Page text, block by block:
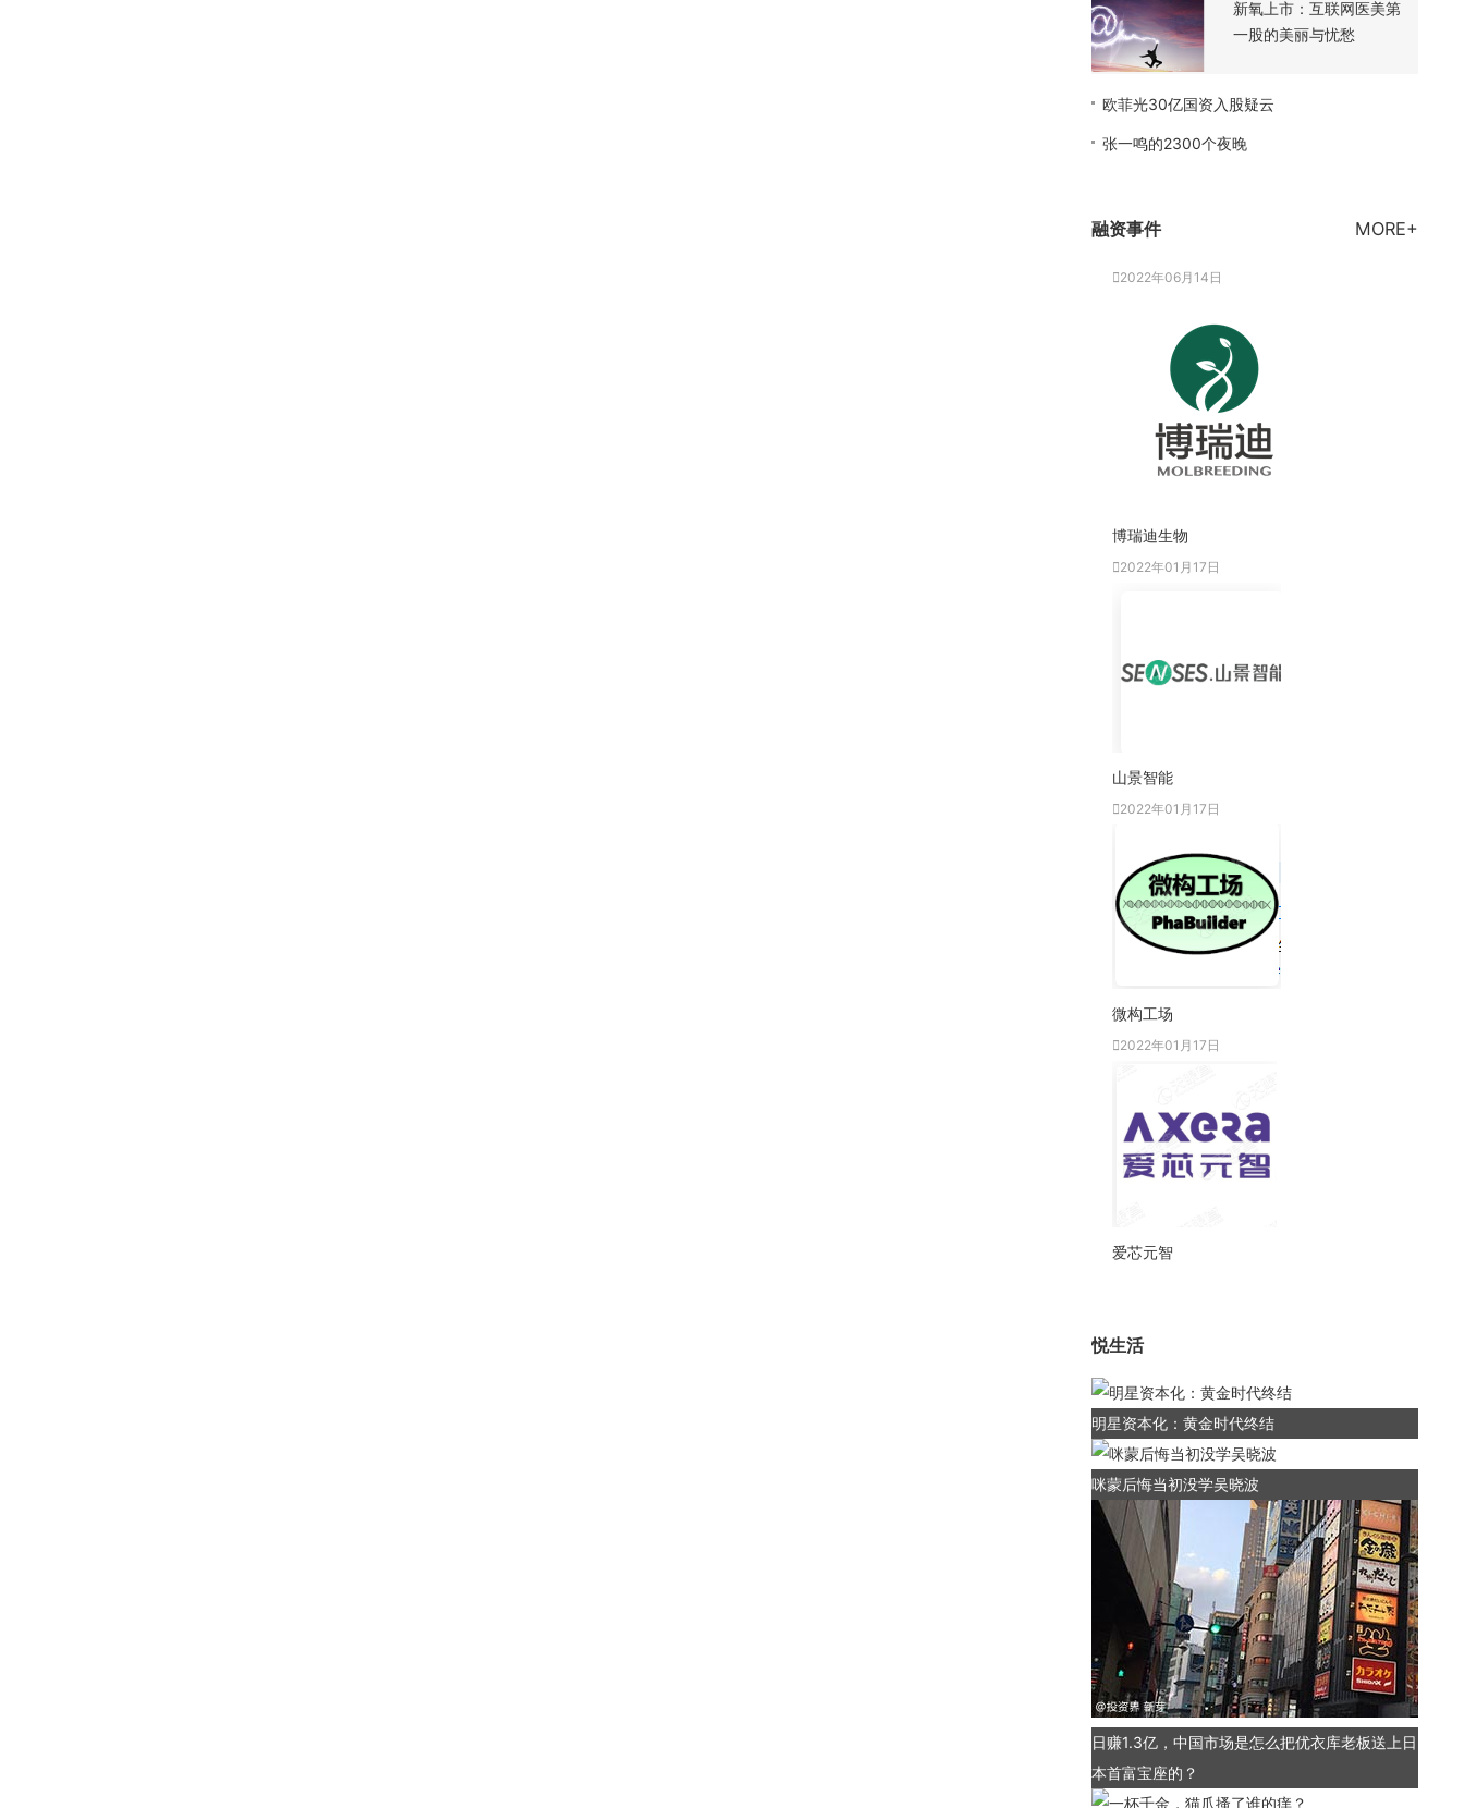
新氧上市：互联网医美第
一股的美丽与忧愁
欧菲光30亿国资入股疑云
张一鸣的2300个夜晚
MORE+
融资事件
2022年06月14日
博瑞迪生物
2022年01月17日
山景智能
2022年01月17日
微构工场
2022年01月17日
爱芯元智
悦生活
明星资本化：黄金时代终结
咪蒙后悔当初没学吴晓波
日赚1.3亿，中国市场是怎么把优衣库老板送上日
本首富宝座的？